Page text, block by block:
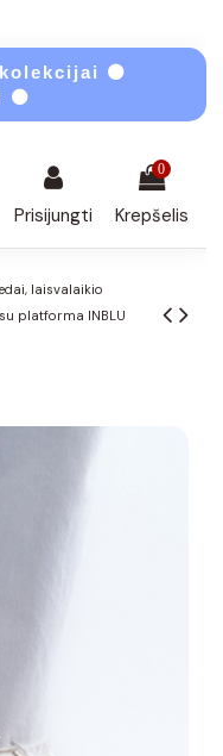
⚫
⚫
Prisijungti
0
Krepšelis
laisvalaikio
platforma INBLU